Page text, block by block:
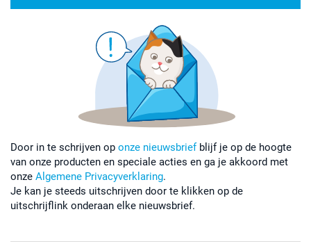
Door in te schrijven op onze nieuwsbrief blijf je op de hoogte
van onze producten en speciale acties en ga je akkoord met
onze Algemene Privacyverklaring.
Je kan je steeds uitschrijven door te klikken op de
uitschrijflink onderaan elke nieuwsbrief.